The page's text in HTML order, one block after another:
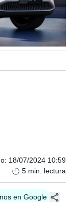
: 18/07/2024 10:59
5 min. lectura
en Google